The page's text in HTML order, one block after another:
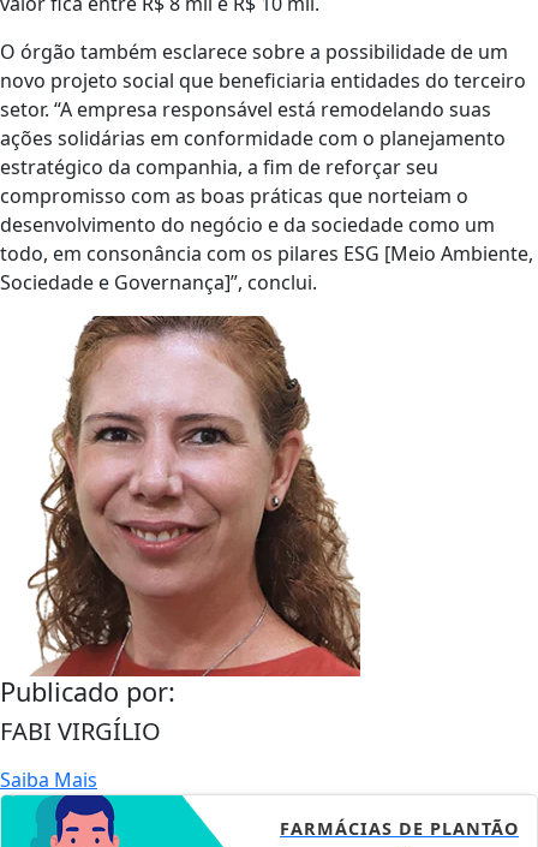
O órgão também esclarece sobre a possibilidade de um
novo projeto social que beneficiaria entidades do terceiro
setor. “A empresa responsável está remodelando suas
ações solidárias em conformidade com o planejamento
estratégico da companhia, a fim de reforçar seu
compromisso com as boas práticas que norteiam o
desenvolvimento do negócio e da sociedade como um
todo, em consonância com os pilares ESG [Meio Ambiente,
Sociedade e Governança]”, conclui.
Publicado por:
FABI VIRGÍLIO
Saiba Mais
FARMÁCIAS DE PLANTÃO